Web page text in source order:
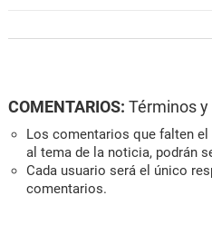
COMENTARIOS: Términos
Los comentarios que falten
al tema de la noticia, podrán
Cada usuario será el único
comentarios.